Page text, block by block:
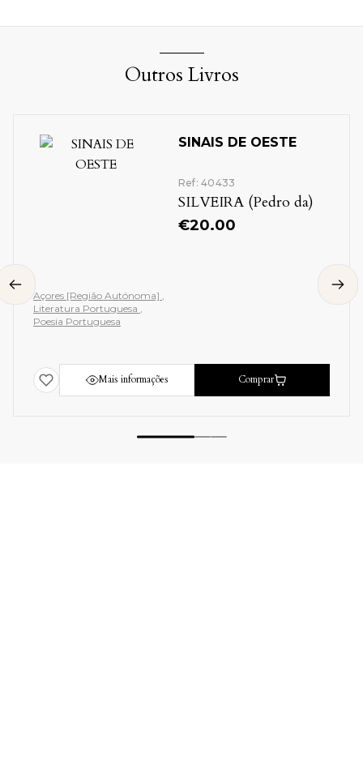
Outros Livros
SINAIS DE OESTE
Ref: 40433
SILVEIRA (Pedro da)
€20.00
Açores [Região Autónoma]
Literatura Portuguesa
Poesia Portuguesa
Mais informações Comprar